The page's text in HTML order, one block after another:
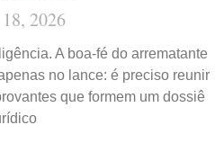
2026
A boa-fé do arrematante
no lance: é preciso reunir
que formem um dossiê